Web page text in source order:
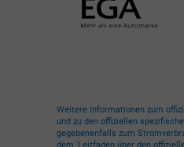
Weitere Informationen zum
und zu den offiziellen
gegebenenfalls zum
dem 'Leitfaden über den